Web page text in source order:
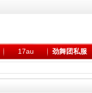
17au 劲舞团私服